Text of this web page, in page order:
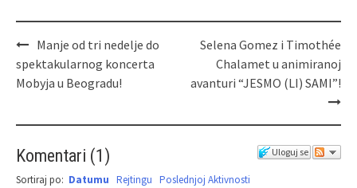
Manje od tri nedelje do
spektakularnog koncerta
Mobyja u Beogradu!
Selena Gomez i Timothée
Chalamet u animiranoj
avanturi “JESMO (LI) SAMI”!
Uloguj se
Komentari (1 )
Sortiraj po: Datumu Rejtingu Poslednjoj Aktivnosti